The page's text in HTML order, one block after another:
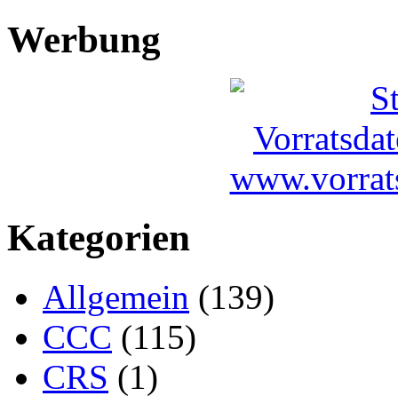
Werbung
Kategorien
Allgemein (139)
CCC (115)
CRS (1)